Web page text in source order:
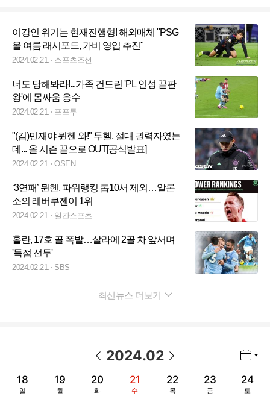
이강인 위기는 현재진행형! 해외매체 "PSG
올 여름 래시포드, 가비 영입 추진"
2024.02.21. 스포츠조선
너도 당해봐라!...가족 건드린 'PL 인성 끝판
왕'에 몸싸움 응수
2024.02.21. 포포투
"(김)민재야 뮌헨 와!" 투헬, 절대 권력자였는
데... 올 시즌 끝으로 OUT[공식발표]
2024.02.21. OSEN
‘3연패’ 뮌헨, 파워랭킹 톱10서 제외…알론
소의 레버쿠젠이 1위
2024.02.21. 일간스포츠
홀란, 17호 골 폭발…살라에 2골 차 앞서며
'득점 선두'
2024.02.21. SBS
최신뉴스 더보기
2024.02
18
일
19
월
20
화
21
수
22
목
23
금
24
토